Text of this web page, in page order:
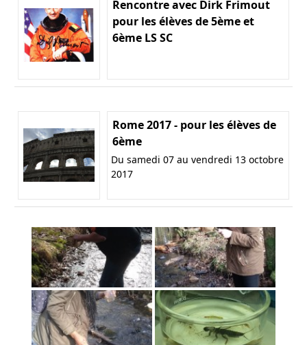
Rencontre avec Dirk Frimout
pour les élèves de 5ème et
6ème LS SC
Rome 2017 - pour les élèves de
6ème
Du samedi 07 au vendredi 13 octobre
2017